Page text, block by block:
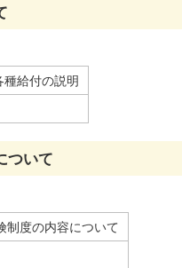
種給付の説明
ついて
制度の内容について